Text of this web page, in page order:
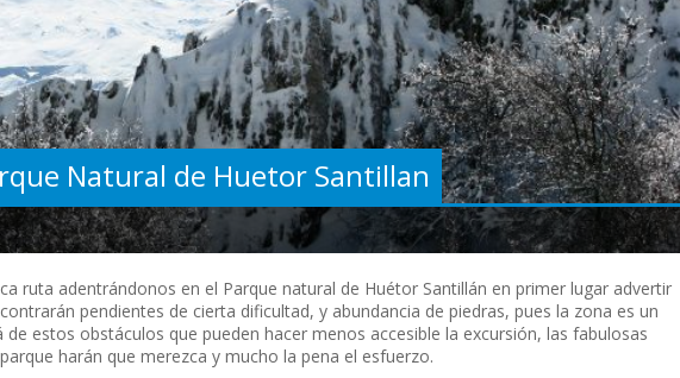
Natural de Huetor Santillan
ruta adentrándonos en el Parque natural de Huétor Santillán en primer lugar advertir
pendientes de cierta dificultad, y abundancia de piedras, pues la zona es un
estos obstáculos que pueden hacer menos accesible la excursión, las fabulosas
harán que merezca y mucho la pena el esfuerzo.